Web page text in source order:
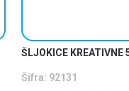
ŠLJOKICE
Šifra: 92131